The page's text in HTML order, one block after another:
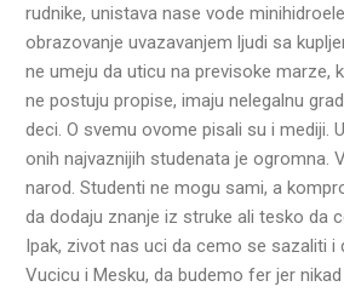
rudnike, unistava nase vode
obrazovanje uvazavanjem ljudi sa
ne umeju da uticu na previsoke marze,
ne postuju propise, imaju nelegalnu
deci. O svemu ovome pisali su i mediji.
onih najvaznijih studenata je ogromna.
narod. Studenti ne mogu sami, a
da dodaju znanje iz struke ali tesko da
Ipak, zivot nas uci da cemo se sazaliti i
Vucicu i Mesku, da budemo fer jer